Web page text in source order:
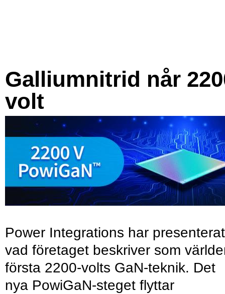
Galliumnitrid når
volt
Power Integrations har presenterat
vad företaget beskriver som
första 2200-volts GaN-teknik. Det
nya PowiGaN-steget flyttar